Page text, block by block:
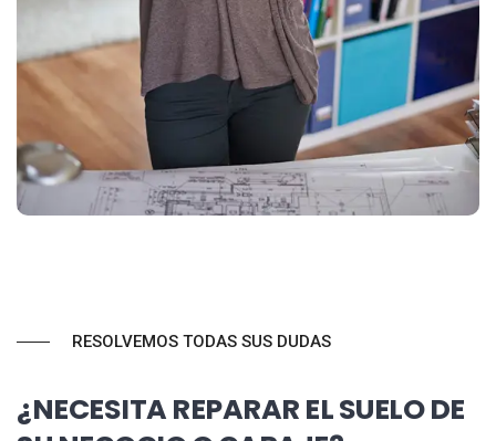
RESOLVEMOS TODAS SUS DUDAS
¿NECESITA REPARAR EL SUELO DE